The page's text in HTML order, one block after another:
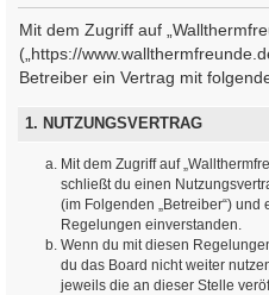
Mit dem Zugriff auf
(„https://
Betreiber ein Vertrag mit
1. NUTZUNGSVERTRAG
Mit dem Zugriff auf
schließt du einen
(im Folgenden „Betreiber“)
Regelungen einverstanden.
Wenn du mit diesen
du das Board nicht weiter
jeweils die an dieser Stelle